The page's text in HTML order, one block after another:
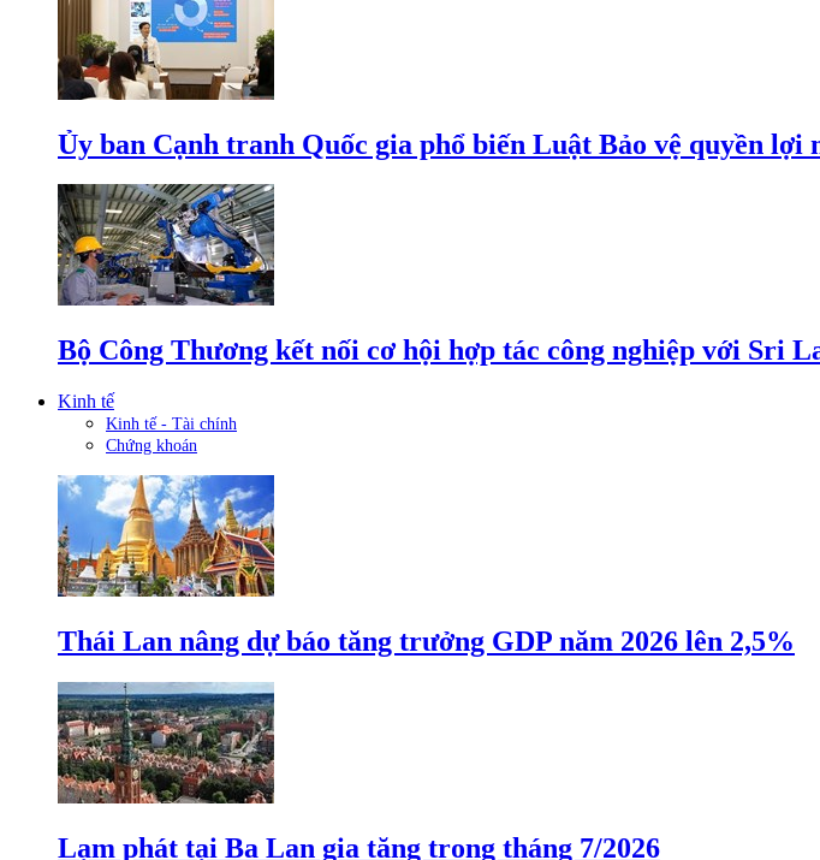
Ủy ban Cạnh tranh Quốc gia phổ biến Luật Bảo vệ quyền lợi
Bộ Công Thương kết nối cơ hội hợp tác công nghiệp với Sri
Kinh tế
Kinh tế - Tài chính
Chứng khoán
Thái Lan nâng dự báo tăng trưởng GDP năm 2026 lên 2,5%
Lạm phát tại Ba Lan gia tăng trong tháng 7/2026